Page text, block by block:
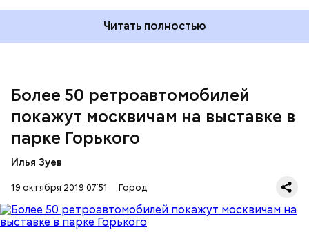
Читать полностью
Более 50 ретроавтомобилей
покажут москвичам на выставке в
парке Горького
Илья Зуев
19 октября 2019 07:51 Город